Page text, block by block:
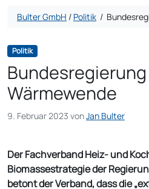
Bulter GmbH / Politik /
Politik
Wärmewende
9. Februar 2023 vonJan Bulter
Der Fachverband Heiz- und
Biomassestrategie der
betont der Verband, dass die